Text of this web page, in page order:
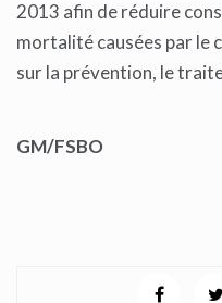
2013 afin de réduire
mortalité causées par le
sur la prévention, le
GM/FSBO